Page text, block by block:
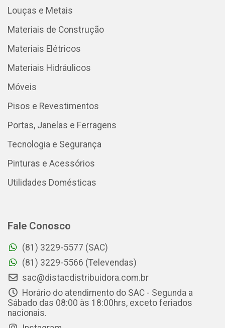
Louças e Metais
Materiais de Construção
Materiais Elétricos
Materiais Hidráulicos
Móveis
Pisos e Revestimentos
Portas, Janelas e Ferragens
Tecnologia e Segurança
Pinturas e Acessórios
Utilidades Domésticas
Fale Conosco
(81) 3229-5577 (SAC)
(81) 3229-5566 (Televendas)
sac@distacdistribuidora.com.br
Horário do atendimento do SAC - Segunda a
Sábado das 08:00 às 18:00hrs, exceto feriados
nacionais.